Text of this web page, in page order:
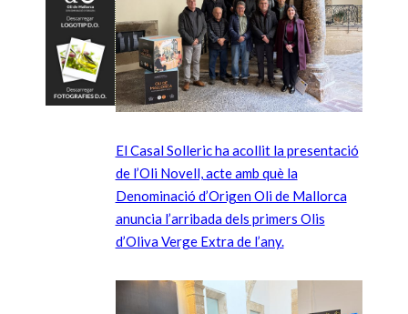
El Casal Solleric ha acollit la presentació
de l’Oli Novell, acte amb què la
Denominació d’Origen Oli de Mallorca
anuncia l’arribada dels primers Olis
d’Oliva Verge Extra de l’any.